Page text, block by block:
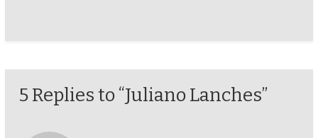
5 Replies to “Juliano Lanches”